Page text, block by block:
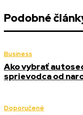
Podobné
Business
Ako vybrať
sprievodca od
Doporučené